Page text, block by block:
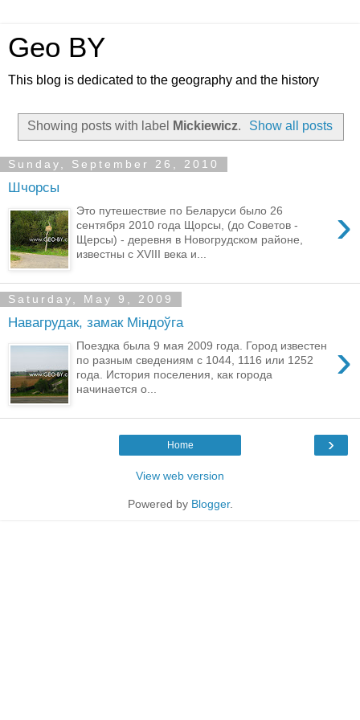
Geo BY
This blog is dedicated to the geography and the history
Showing posts with label Mickiewicz. Show all posts
Sunday, September 26, 2010
Шчорсы
›
Это путешествие по Беларуси было 26
сентября 2010 года Щорсы, (до Советов -
Щерсы) - деревня в Новогрудском районе,
известны с XVIII века и...
Saturday, May 9, 2009
Навагрудак, замак Міндоўга
›
Поездка была 9 мая 2009 года. Город известен
по разным сведениям с 1044, 1116 или 1252
года. История поселения, как города
начинается о...
›
Home
View web version
Powered by Blogger.